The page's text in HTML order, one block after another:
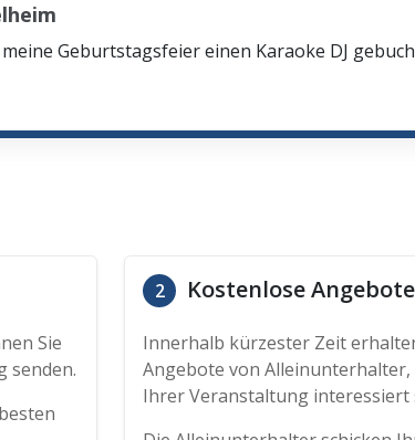
Geburtstagsfeier einen Karaoke DJ
Sie
senden.
2 Kostenlose Angebote
Innerhalb kürzester Zeit
Angebote von Alleinunterhalter,
Ihrer Veranstaltung interessiert